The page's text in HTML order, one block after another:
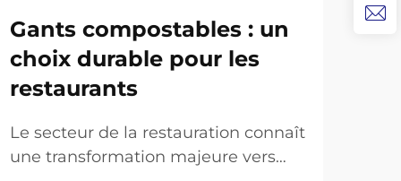
Gants compostables : un
choix durable pour les
restaurants
Le secteur de la restauration connaît
une transformation majeure vers